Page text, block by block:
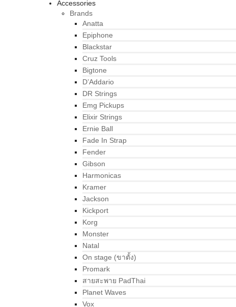
Accessories
Brands
Anatta
Epiphone
Blackstar
Cruz Tools
Bigtone
D’Addario
DR Strings
Emg Pickups
Elixir Strings
Ernie Ball
Fade In Strap
Fender
Gibson
Harmonicas
Kramer
Jackson
Kickport
Korg
Monster
Natal
On stage (ขาตั้ง)
Promark
สายสะพาย PadThai
Planet Waves
Vox